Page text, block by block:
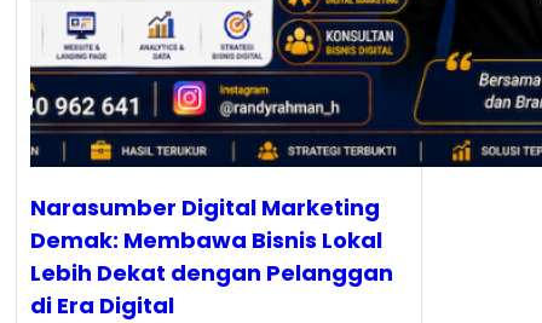
Narasumber Digital Marketing
Demak: Membawa Bisnis Lokal
Lebih Dekat dengan Pelanggan
di Era Digital